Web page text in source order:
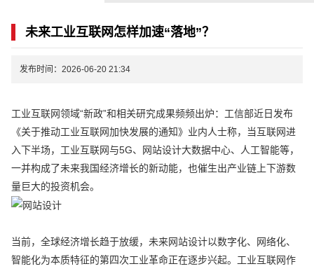
未来工业互联网怎样加速“落地”？
发布时间：2026-06-20 21:34
工业互联网领域“新政”和相关研究成果频频出炉：工信部近日发布
《关于推动工业互联网加快发展的通知》业内人士称，当互联网进
入下半场，工业互联网与5G、网站设计大数据中心、人工智能等，
一并构成了未来我国经济增长的新动能，也催生出产业链上下游数
量巨大的投资机会。
当前，全球经济增长趋于放缓，未来网站设计以数字化、网络化、
智能化为本质特征的第四次工业革命正在逐步兴起。工业互联网作